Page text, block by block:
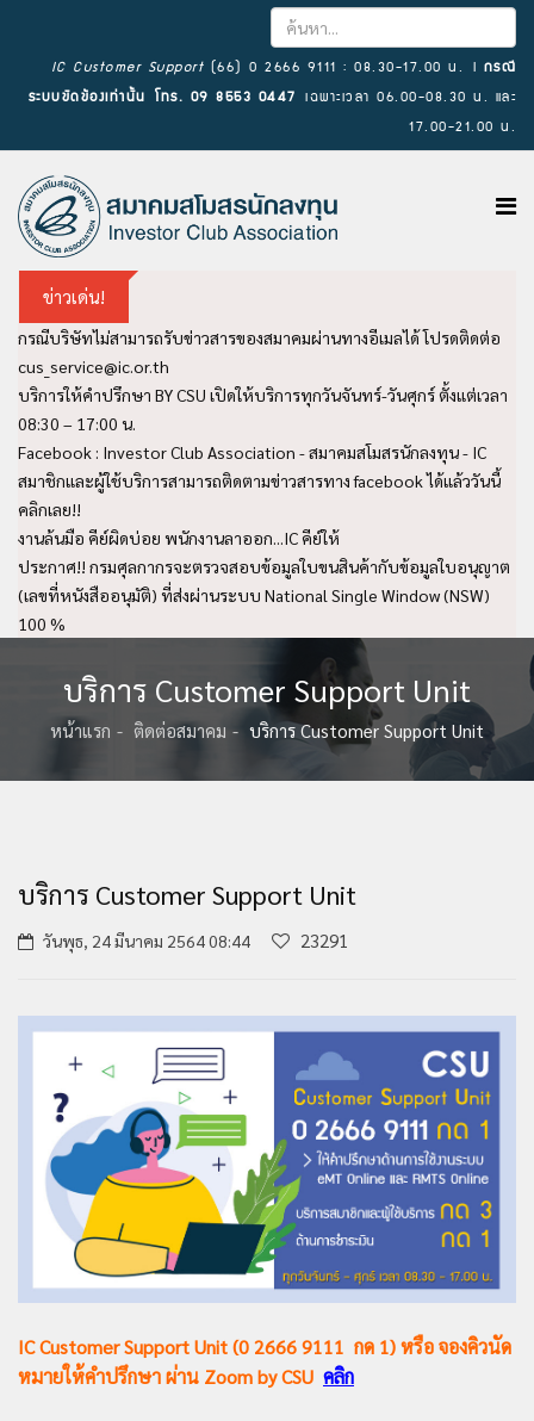
IC Customer Support (66) 0 2666 9111 : 08.30-17.00 น. l กรณี
ระบบขัดข้องเท่านั้น โทร. 09 8553 0447 เฉพาะเวลา 06.00-08.30 น. และ
17.00-21.00 น.
ข่าวเด่น!
กรณีบริษัทไม่สามารถรับข่าวสารของสมาคมผ่านทางอีเมลได้ โปรดติดต่อ
cus_service@ic.or.th
บริการให้คำปรึกษา BY CSU เปิดให้บริการทุกวันจันทร์-วันศุกร์ ตั้งแต่เวลา
08:30 – 17:00 น.
Facebook : Investor Club Association - สมาคมสโมสรนักลงทุน - IC
สมาชิกและผู้ใช้บริการสามารถติดตามข่าวสารทาง facebook ได้แล้ววันนี้
คลิกเลย!!
งานล้นมือ คีย์ผิดบ่อย พนักงานลาออก...IC คีย์ให้
ประกาศ!! กรมศุลกากรจะตรวจสอบข้อมูลใบขนสินค้ากับข้อมูลใบอนุญาต
(เลขที่หนังสืออนุมัติ) ที่ส่งผ่านระบบ National Single Window (NSW)
100 %
บริการ Customer Support Unit
หน้าแรก ติดต่อสมาคม บริการ Customer Support Unit
บริการ Customer Support Unit
วันพุธ, 24 มีนาคม 2564 08:44 23291
IC Customer Support Unit (0 2666 9111 กด 1) หรือ จองคิวนัด
หมายให้คำปรึกษา ผ่าน Zoom by CSU คลิก
×